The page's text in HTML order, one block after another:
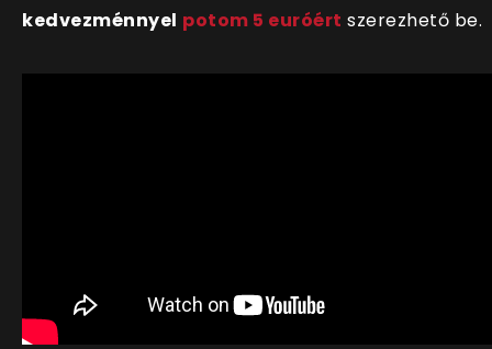
kedvezménnyel potom 5 euróért szerezhető be.